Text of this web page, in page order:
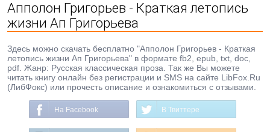
Апполон Григорьев - Краткая летопись
жизни Ап Григорьева
Здесь можно скачать бесплатно "Апполон Григорьев - Краткая
летопись жизни Ап Григорьева" в формате fb2, epub, txt, doc,
pdf. Жанр: Русская классическая проза. Так же Вы можете
читать книгу онлайн без регистрации и SMS на сайте LibFox.Ru
(ЛибФокс) или прочесть описание и ознакомиться с отзывами.
На Facebook В Твиттере